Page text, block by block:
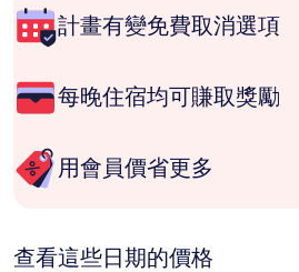
計畫有變免費取消選項
每晚住宿均可賺取獎勵
用會員價省更多
查看這些日期的價格